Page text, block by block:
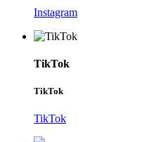
Instagram
TikTok
TikTok
TikTok